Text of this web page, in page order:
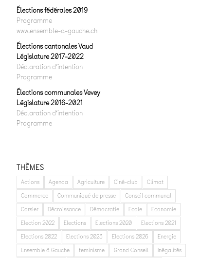
Élections fédérales 2019
Programme
www.ensemble-a-gauche.ch
Élections cantonales Vaud
Législature 2017-2022
Déclaration d’intention
Programme
Élections communales Vevey
Législature 2016-2021
Déclaration d’intention
Programme
THÈMES
Actions Agenda Agriculture Ciné-club
Climat
Commerce
Communiqué de presse
Conseil communal
Corsier
Décroissance Démocratie Ecole
Economie
Election 2022
Elections Elections 2020
Elections 2021
Elections 2022
Elections 2023 Elections 2026
Energie
Ensemble à Gauche
feminisme Grand Conseil
Inégalités